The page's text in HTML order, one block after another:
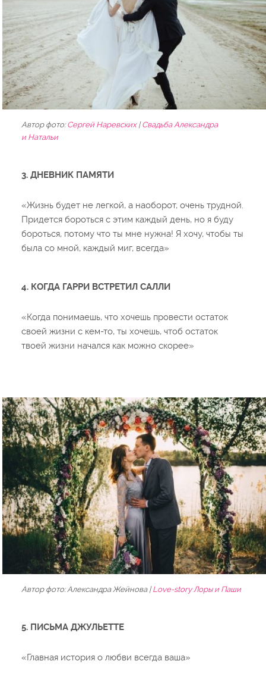
Автор фото: Сергей Наревских|Свадьба Александра
и Натальи
3. ДНЕВНИК ПАМЯТИ
«Жизнь будет не легкой, а наоборот, очень трудной.
Придется бороться с этим каждый день, но я буду
бороться, потому что ты мне нужна! Я хочу, чтобы ты
была со мной, каждый миг, всегда»
4. КОГДА ГАРРИ ВСТРЕТИЛ САЛЛИ
«Когда понимаешь, что хочешь провести остаток
своей жизни с кем-то, ты хочешь, чтоб остаток
твоей жизни начался как можно скорее»
Автор фото: Александра Жейнова |Love-story Лоры и Паши
5. ПИСЬМА ДЖУЛЬЕТТЕ
«Главная история о любви всегда ваша»